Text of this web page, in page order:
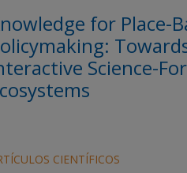
for Place-
Science-
CIENTÍFICOS